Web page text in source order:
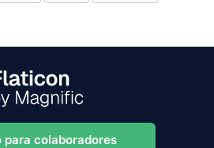
para colaboradores